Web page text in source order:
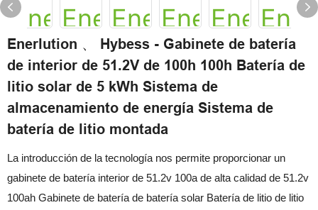
Enerlution 、 Hybess - Gabinete de batería
de interior de 51.2V de 100h 100h Batería de
litio solar de 5 kWh Sistema de
almacenamiento de energía Sistema de
batería de litio montada
La introducción de la tecnología nos permite proporcionar un
gabinete de batería interior de 51.2v 100a de alta calidad de 51.2v
100ah Gabinete de batería de batería solar Batería de litio de litio